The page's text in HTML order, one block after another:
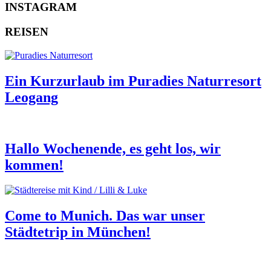
INSTAGRAM
REISEN
Ein Kurzurlaub im Puradies Naturresort
Leogang
Hallo Wochenende, es geht los, wir
kommen!
Come to Munich. Das war unser
Städtetrip in München!